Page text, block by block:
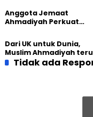
Kolaborasi Klinik KBB DIY
Anggota Jemaat
Ahmadiyah Perkuat
Lewat Learning and
Development Festival di
Yogyakarta
Dari UK untuk Dunia,
Muslim Ahmadiyah
perkuat Persaudaraan
Kemanusiaan Global
Tidak ada